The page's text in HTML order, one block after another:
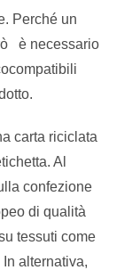
Perché un
è necessario
carta riciclata
Al
confezione
di qualità
tessuti come
alternativa,